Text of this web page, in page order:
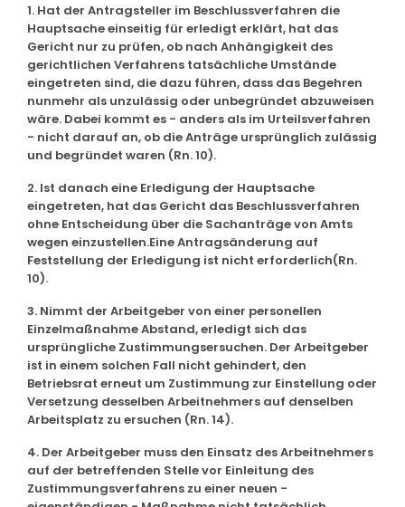
1. Hat der Antragsteller im Beschlussverfahren die
Hauptsache einseitig für erledigt erklärt, hat das
Gericht nur zu prüfen, ob nach Anhängigkeit des
gerichtlichen Verfahrens tatsächliche Umstände
eingetreten sind, die dazu führen, dass das Begehren
nunmehr als unzulässig oder unbegründet abzuweisen
wäre. Dabei kommt es - anders als im Urteilsverfahren
- nicht darauf an, ob die Anträge ursprünglich zulässig
und begründet waren (Rn. 10).
2. Ist danach eine Erledigung der Hauptsache
eingetreten, hat das Gericht das Beschlussverfahren
ohne Entscheidung über die Sachanträge von Amts
wegen einzustellen.Eine Antragsänderung auf
Feststellung der Erledigung ist nicht erforderlich(Rn.
10).
3. Nimmt der Arbeitgeber von einer personellen
Einzelmaßnahme Abstand, erledigt sich das
ursprüngliche Zustimmungsersuchen. Der Arbeitgeber
ist in einem solchen Fall nicht gehindert, den
Betriebsrat erneut um Zustimmung zur Einstellung oder
Versetzung desselben Arbeitnehmers auf denselben
Arbeitsplatz zu ersuchen (Rn. 14).
4. Der Arbeitgeber muss den Einsatz des Arbeitnehmers
auf der betreffenden Stelle vor Einleitung des
Zustimmungsverfahrens zu einer neuen -